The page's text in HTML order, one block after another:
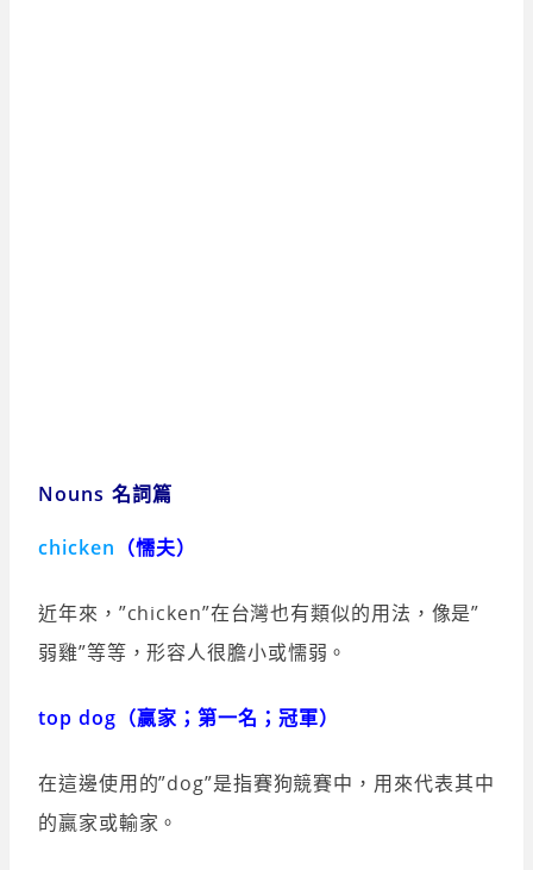
Nouns 名詞篇
chicken （懦夫）
近年來，”chicken”在台灣也有類似的用法，像是”
弱雞”等等，形容人很膽小或懦弱。
top dog（贏家；第一名；冠軍）
在這邊使用的”dog”是指賽狗競賽中，用來代表其中
的贏家或輸家。